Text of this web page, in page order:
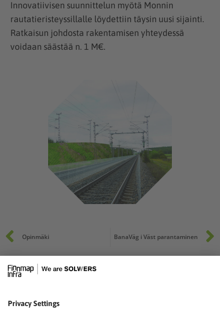
Innovatiivisen suunnittelun myötä Monnin
rautatieristeyssillalle löydettiin täysin uusi sijainti.
Ratkaisun johdosta rakentamisen yhteydessä
voidaan säästää n. 1 M€.
Opinmäki BanaVäg i Väst parantaminen